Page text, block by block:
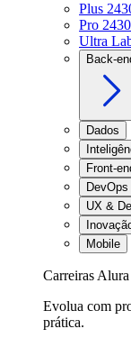
Plus 24
Pro 2430
Ultra
Back-
Dados
Front-
UX &
Mobile
Carreiras Alura
Evolua com
prática.